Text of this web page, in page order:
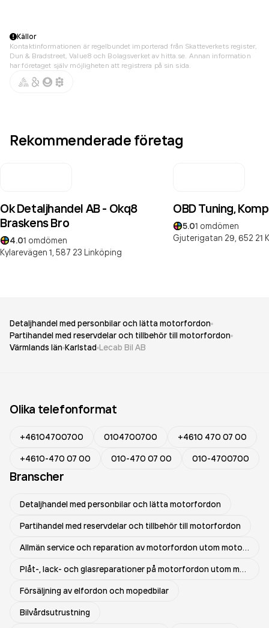
Källor
Kontaktinformationen är regelbundet importerad från Skatteverkets register,
Dun & Bradstreet, Value8 och Bolagsverket av hitta.se. Annan information
har företaget själv möjligheten att registrera på sin sida.
Rekommenderade företag
Ok Detaljhandel AB - Okq8
Braskens Bro
4.01 omdömen
Kylarevägen 1, 587 23 Linköping
OBD Tuning,
5.01 omdömen
Gjuterigatan 29, 652 21
Detaljhandel med personbilar och lätta motorfordon
Partihandel med reservdelar och tillbehör till motorfordon
Värmlands län Karlstad Lecab Bil AB
Olika telefonformat
+46104700700 0104700700
+4610 470 07 00
+4610-470 07 00
010-470 07 00 010-4700700
Branscher
Detaljhandel med personbilar och lätta motorfordon
Partihandel med reservdelar och tillbehör till motorfordon
Allmän service och reparation av motorfordon utom motorcyklar
Plåt-, lack- och glasreparationer på motorfordon utom motorcyklar
Försäljning av elfordon och mopedbilar
Bilvårdsutrustning